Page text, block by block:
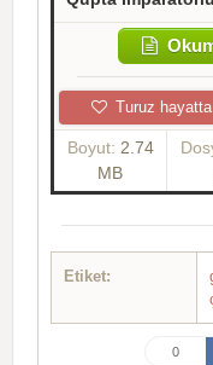
Turuz
Boyut: 2.74
MB
Etiket:
0